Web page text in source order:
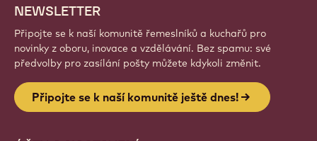
NEWSLETTER
Připojte se k naší komunitě řemeslníků a kuchařů pro
novinky z oboru, inovace a vzdělávání. Bez spamu: své
předvolby pro zasílání pošty můžete kdykoli změnit.
Připojte se k naší komunitě ještě dnes!